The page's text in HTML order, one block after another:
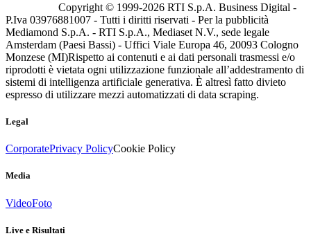
Copyright © 1999-2026 RTI S.p.A. Business Digital -
P.Iva 03976881007 - Tutti i diritti riservati - Per la pubblicità
Mediamond S.p.A. - RTI S.p.A., Mediaset N.V., sede legale
Amsterdam (Paesi Bassi) - Uffici Viale Europa 46, 20093 Cologno
Monzese (MI)Rispetto ai contenuti e ai dati personali trasmessi e/o
riprodotti è vietata ogni utilizzazione funzionale all’addestramento di
sistemi di intelligenza artificiale generativa. È altresì fatto divieto
espresso di utilizzare mezzi automatizzati di data scraping.
Legal
CorporatePrivacy PolicyCookie Policy
Media
VideoFoto
Live e Risultati